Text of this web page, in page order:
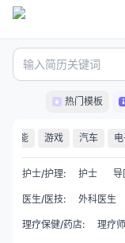
热门模板
职能 游戏 汽车
护士/护理: 护士 导
医生/医技: 外科医生
理疗保健/药店: 理疗师